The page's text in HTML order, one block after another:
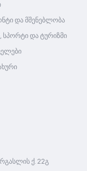
და მშენებლობა
სპორტი და ტურიზმი
ქ. 22გ